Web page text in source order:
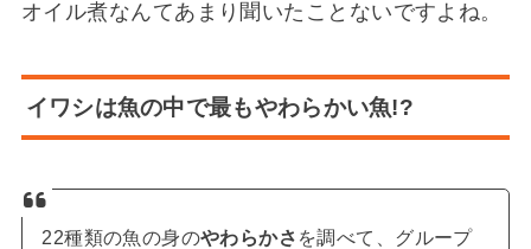
オイル煮なんてあまり聞いたことないですよね。
イワシは魚の中で最もやわらかい魚!?
22種類の魚の身のやわらかさ を調べて、グループ